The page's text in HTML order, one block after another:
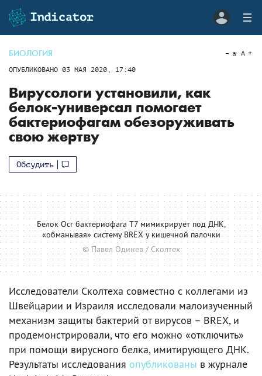
БИОЛОГИЯ
ОПУБЛИКОВАНО 03 МАЯ 2020, 17:40
a A
Вирусологи установили, как
белок-универсал помогает
бактериофагам обезоруживать
свою жертву
Обсудить
Белок Ocr бактериофага Т7 мимикрирует под ДНК,
«обманывая» систему BREX у кишечной палочки
© Павел Одинев / Сколтех
Исследователи Сколтеха совместно с коллегами из
Швейцарии и Израиля исследовали малоизученный
механизм защиты бактерий от вирусов – BREX, и
продемонстрировали, что его можно «отключить»
при помощи вирусного белка, имитирующего ДНК.
Результаты исследования опубликованы в журнале